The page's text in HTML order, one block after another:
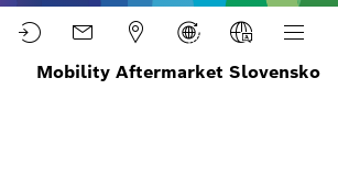
Mobility Aftermarket Slovensko